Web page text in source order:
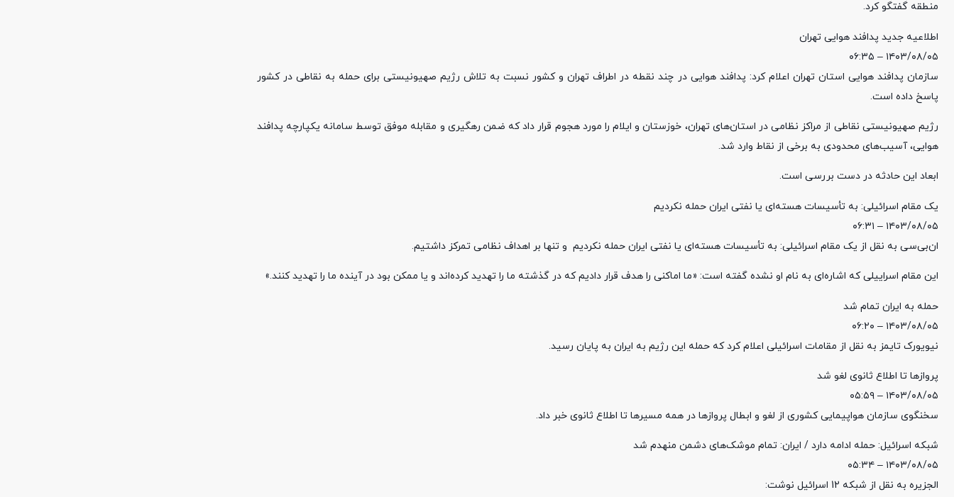
منطقه گفتگو کرد.
اطلاعیه جدید پدافند هوایی تهران
۱۴۰۳/۰۸/۰۵ – ۰۶:۳۵
سازمان پدافند هوایی استان تهران اعلام کرد: پدافند هوایی در چند نقطه در اطراف تهران و کشور نسبت به تلاش رژیم صهیونیستی برای حمله به نقاطی در کشور
پاسخ داده است.
رژیم صهیونیستی نقاطی از مراکز نظامی در استان‌های تهران، خوزستان و ایلام را مورد هجوم قرار داد که ضمن رهگیری و مقابله موفق توسط سامانه یکپارچه پدافند
هوایی، آسیب‌های محدودی به برخی از نقاط وارد شد.
ابعاد این حادثه در دست بررسی است.
یک مقام اسرائیلی: به تأسیسات هسته‌ای یا نفتی ایران حمله نکردیم
۱۴۰۳/۰۸/۰۵ – ۰۶:۳۱
ان‌بی‌سی به نقل از یک مقام اسرائیلی: به تأسیسات هسته‌ای یا نفتی ایران حمله نکردیم و تنها بر اهداف نظامی تمرکز داشتیم.
این مقام اسراییلی که اشاره‌ای به نام او نشده گفته است: «ما اماکنی را هدف قرار دادیم که در گذشته ما را تهدید کرده‌اند و یا ممکن بود در آینده ما را تهدید کنند.»
حمله به ایران تمام شد
۱۴۰۳/۰۸/۰۵ – ۰۶:۲۰
نیویورک تایمز به نقل از مقامات اسرائیلی اعلام کرد که حمله این رژیم به ایران به پایان رسید.
پروازها تا اطلاع ثانوی لغو شد
۱۴۰۳/۰۸/۰۵ – ۰۵:۵۹
سخنگوی سازمان هواپیمایی کشوری از لغو و ابطال پروازها در همه مسیرها تا اطلاع ثانوی خبر داد.
شبکه اسرائیل: حمله ادامه دارد / ایران: تمام موشک‌های دشمن منهدم شد
۱۴۰۳/۰۸/۰۵ – ۰۵:۳۴
الجزیره به نقل از شبکه 12 اسرائیل نوشت: